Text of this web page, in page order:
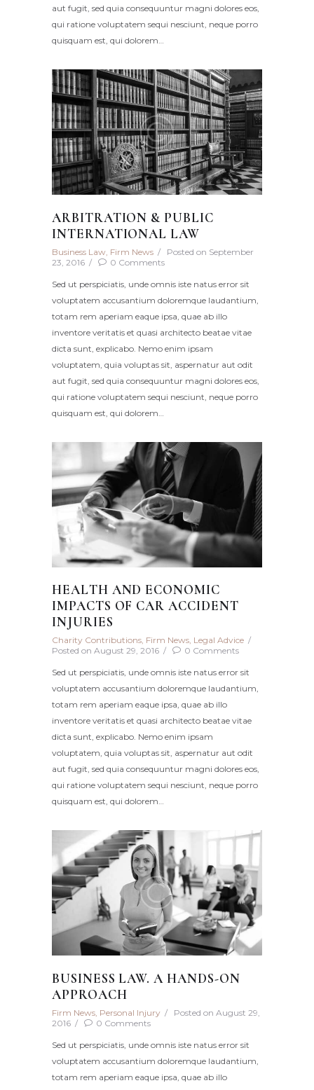
aut fugit, sed quia consequuntur magni dolores eos,
qui ratione voluptatem sequi nesciunt, neque porro
quisquam est, qui dolorem…
ARBITRATION & PUBLIC
INTERNATIONAL LAW
Business Law Firm News Posted on September
23, 2016
0 Comments
Sed ut perspiciatis, unde omnis iste natus error sit
voluptatem accusantium doloremque laudantium,
totam rem aperiam eaque ipsa, quae ab illo
inventore veritatis et quasi architecto beatae vitae
dicta sunt, explicabo. Nemo enim ipsam
voluptatem, quia voluptas sit, aspernatur aut odit
aut fugit, sed quia consequuntur magni dolores eos,
qui ratione voluptatem sequi nesciunt, neque porro
quisquam est, qui dolorem…
HEALTH AND ECONOMIC
IMPACTS OF CAR ACCIDENT
INJURIES
Charity Contributions, Firm News, Legal Advice
Posted on August 29, 2016 0 Comments
Sed ut perspiciatis, unde omnis iste natus error sit
voluptatem accusantium doloremque laudantium,
totam rem aperiam eaque ipsa, quae ab illo
inventore veritatis et quasi architecto beatae vitae
dicta sunt, explicabo. Nemo enim ipsam
voluptatem, quia voluptas sit, aspernatur aut odit
aut fugit, sed quia consequuntur magni dolores eos,
qui ratione voluptatem sequi nesciunt, neque porro
quisquam est, qui dolorem…
BUSINESS LAW. A HANDS-ON
APPROACH
Firm News, Personal Injury Posted on August 29,
2016
0 Comments
Sed ut perspiciatis, unde omnis iste natus error sit
voluptatem accusantium doloremque laudantium,
totam rem aperiam eaque ipsa, quae ab illo